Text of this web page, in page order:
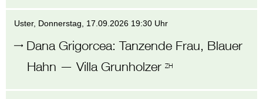
Uster, Donnerstag, 17.09.2026 19:30 Uhr
Dana Grigorcea:Tanzende Frau, Blauer
Hahn — Villa Grunholzer ZH